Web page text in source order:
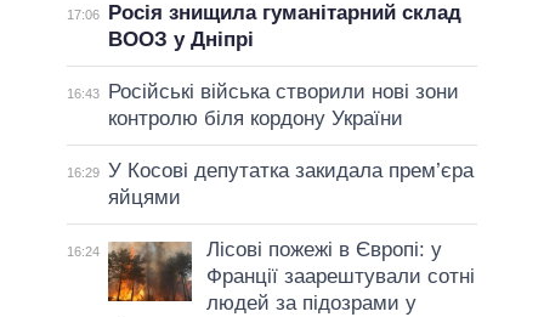
17:06
Росія знищила гуманітарний склад
ВООЗ у Дніпрі
16:43
Російські війська створили нові зони
контролю біля кордону України
16:29 У Косові депутатка закидала прем’єра
яйцями
16:24
Лісові пожежі в Європі: у
Франції заарештували сотні
людей за підозрами у